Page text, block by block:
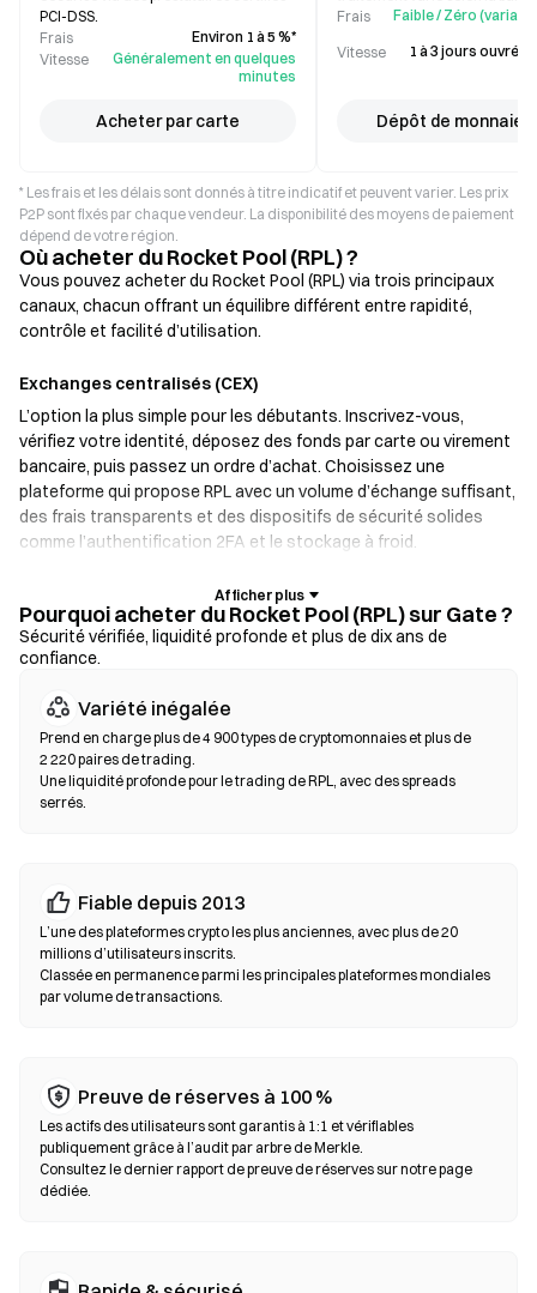
PCI-DSS.
Frais
Environ 1 à 5 %*
Vitesse
Généralement en quelques
minutes
Acheter par carte
Frais
Faible / Zéro
Vitesse 1 à 3 jours ouvrés
Dépôt de monnaie
* Les frais et les délais sont donnés à titre indicatif et peuvent varier. Les prix
P2P sont fixés par chaque vendeur. La disponibilité des moyens de paiement
dépend de votre région.
Où acheter du Rocket Pool (RPL) ?
Vous pouvez acheter du Rocket Pool (RPL) via trois principaux
canaux, chacun offrant un équilibre différent entre rapidité,
contrôle et facilité d’utilisation.
Exchanges centralisés (CEX)
L’option la plus simple pour les débutants. Inscrivez-vous,
vérifiez votre identité, déposez des fonds par carte ou virement
bancaire, puis passez un ordre d’achat. Choisissez une
plateforme qui propose RPL avec un volume d’échange suffisant,
des frais transparents et des dispositifs de sécurité solides
comme l’authentification 2FA et le stockage à froid.
Portefeuilles crypto
Pour les utilisateurs qui privilégient l’auto-garde. Les
portefeuilles non custodial vous permettent de conserver vos
l’interface du portefeuille. Certains portefeuilles prennent aussi
en charge un on-ramp fiat, permettant d’acheter des RPL par
carte bancaire sans passer par un exchange. Sauvegardez
toujours votre phrase seed et vérifiez les adresses de contrat
avant de confirmer une transaction.
Tradez en peer-to-peer sans intermédiaires. Les DEX utilisent
des smart contracts pour exécuter les swaps on-chain, sans
inscription ni vérification d’identité. Connectez un wallet
compatible, sélectionnez votre paire de tokens, définissez la
tolérance de slippage puis confirmez le swap. Des frais de gas
sur les DEX se déroule sur des blockchains compatibles EVM
comme Ethereum, BNB Chain et Polygon.
Pourquoi acheter du Rocket Pool (RPL) sur Gate ?
Sécurité vérifiée, liquidité profonde et plus de dix ans de
confiance.
Variété inégalée
Prend en charge plus de 4 900 types de cryptomonnaies et plus de
2 220 paires de trading.
Une liquidité profonde pour le trading de RPL, avec des spreads
serrés.
Fiable depuis 2013
L’une des plateformes crypto les plus anciennes, avec plus de 20
millions d’utilisateurs inscrits.
Classée en permanence parmi les principales plateformes mondiales
par volume de transactions.
Preuve de réserves à 100 %
Les actifs des utilisateurs sont garantis à 1:1 et vérifiables
publiquement grâce à l’audit par arbre de Merkle.
Consultez le dernier rapport de preuve de réserves sur notre page
dédiée.